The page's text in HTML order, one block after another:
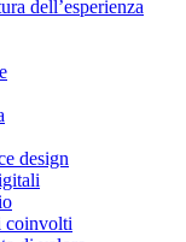
dell’esperienza
design
coinvolti